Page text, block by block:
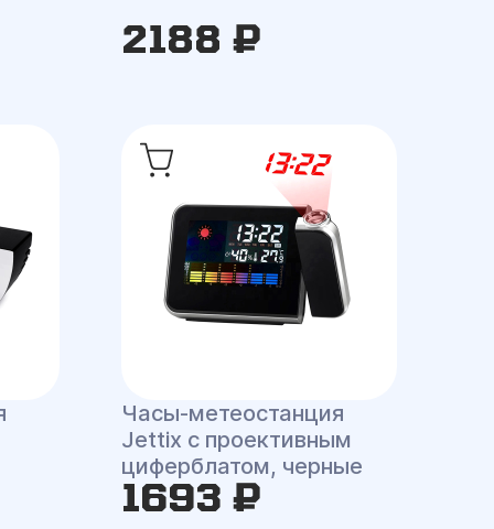
2188 ₽
Часы-метеостанция
Jettix с проективным
циферблатом, черные
1693 ₽